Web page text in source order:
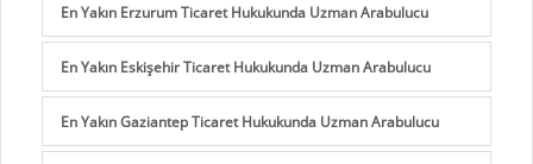
En Yakın Erzurum Ticaret Hukukunda Uzman Arabulucu
En Yakın Eskişehir Ticaret Hukukunda Uzman Arabulucu
En Yakın Gaziantep Ticaret Hukukunda Uzman Arabulucu